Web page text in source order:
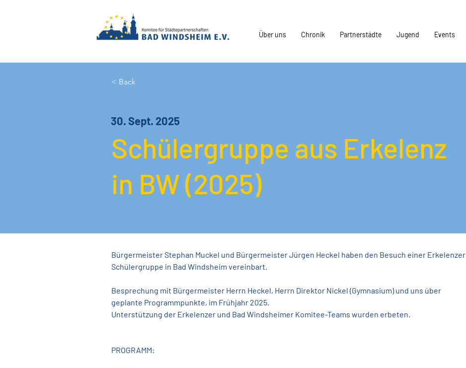
Über uns Chronik Partnerstädte Jugend Events
< Back
30. Sept. 2025
Schülergruppe aus Erkelenz
in BW (2025)
Bürgermeister Stephan Muckel und Bürgermeister Jürgen Heckel haben den Besuch einer Erkelenzer
Schülergruppe in Bad Windsheim vereinbart.
Besprechung mit Bürgermeister Herrn Heckel, Herrn Direktor Nickel (Gymnasium) und uns über
geplante Programmpunkte, im Frühjahr 2025.
Unterstützung der Erkelenzer und Bad Windsheimer Komitee-Teams wurden erbeten.
PROGRAMM: